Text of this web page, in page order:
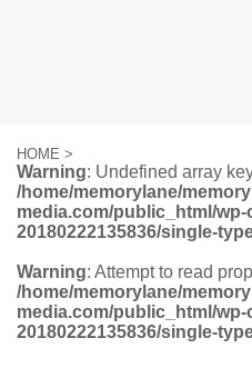
HOME >
Warning: Undefined array
/home/memorylane/
media.com/public_html/
20180222135836/single-
Warning: Attempt to read
/home/memorylane/
media.com/public_html/
20180222135836/single-